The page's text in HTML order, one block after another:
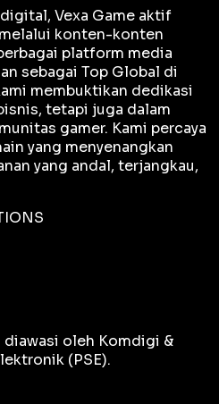
Vexa Game aktif
konten-konten
platform media
sebagai Top Global di
membuktikan dedikasi
tetapi juga dalam
gamer. Kami percaya
yang menyenangkan
yang andal, terjangkau,
oleh Komdigi &
(PSE).